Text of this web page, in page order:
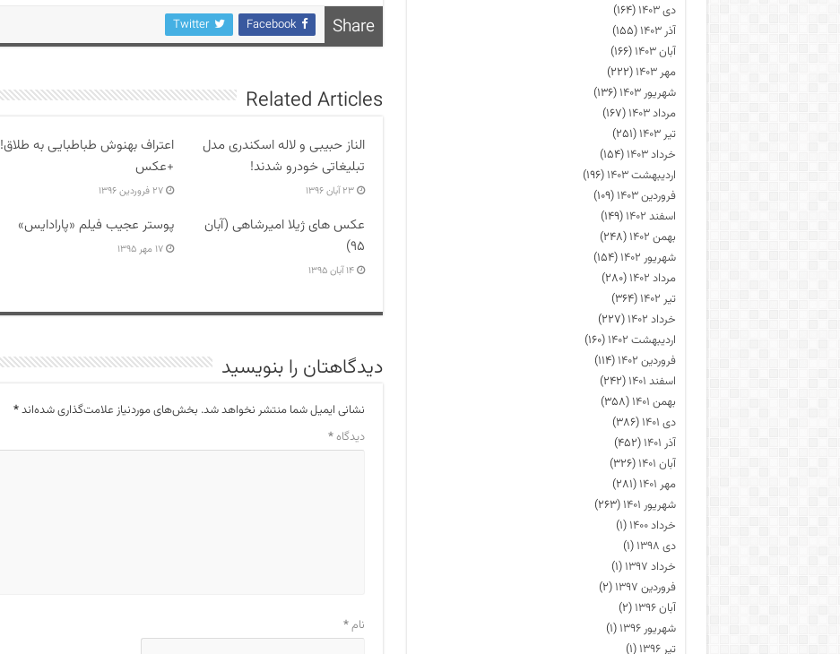
Share
Facebook
Twitter
Related Articles
الناز حبیبی و لاله اسکندری مدل
تبلیغاتی خودرو شدند!
۲۳ آبان ۱۳۹۶
اعتراف بهنوش طباطبایی به طلاق!
+عکس
۲۷ فروردین ۱۳۹۶
عکس های ژیلا امیرشاهی (آبان
۹۵)
۱۴ آبان ۱۳۹۵
پوستر عجیب فیلم «پارادایس»
۱۷ مهر ۱۳۹۵
دیدگاهتان را بنویسید
نشانی ایمیل شما منتشر نخواهد شد. بخش‌های موردنیاز علامت‌گذاری شده‌اند*
دیدگاه*
نام*
دی ۱۴۰۳
(۱۶۴)
آذر ۱۴۰۳
(۱۵۵)
آبان ۱۴۰۳
(۱۶۶)
مهر ۱۴۰۳
(۲۲۲)
شهریور ۱۴۰۳
(۱۳۶)
مرداد ۱۴۰۳
(۱۶۷)
تیر ۱۴۰۳
(۲۵۱)
خرداد ۱۴۰۳
(۱۵۴)
اردیبهشت ۱۴۰۳
(۱۹۶)
فروردین ۱۴۰۳
(۱۰۹)
اسفند ۱۴۰۲
(۱۴۹)
بهمن ۱۴۰۲
(۲۴۸)
شهریور ۱۴۰۲
(۱۵۴)
مرداد ۱۴۰۲
(۲۸۰)
تیر ۱۴۰۲
(۳۶۴)
خرداد ۱۴۰۲
(۲۲۷)
اردیبهشت ۱۴۰۲
(۱۶۰)
فروردین ۱۴۰۲
(۱۱۴)
اسفند ۱۴۰۱
(۲۴۲)
بهمن ۱۴۰۱
(۳۵۸)
دی ۱۴۰۱
(۳۸۶)
آذر ۱۴۰۱
(۴۵۲)
آبان ۱۴۰۱
(۳۲۶)
مهر ۱۴۰۱
(۲۸۱)
شهریور ۱۴۰۱
(۲۶۳)
خرداد ۱۴۰۰
(۱)
دی ۱۳۹۸
(۱)
خرداد ۱۳۹۷
(۱)
فروردین ۱۳۹۷
(۲)
آبان ۱۳۹۶
(۲)
شهریور ۱۳۹۶
(۱)
تیر ۱۳۹۶
(۱)